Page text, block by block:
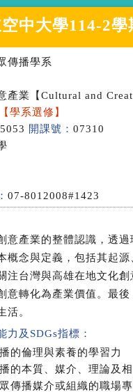
中大學114-2學
傳播學系
產業
【Cultural and
【學系選修】
開課號： 07310
07-8012008#1423
意產業的整體認識，透
概念與定義，包括其起
注台灣與高雄在地文化
意轉化為產業價值。最
活。
力 及SDGs指標 ：
的倫理與素養的學習力
的本質、媒介、理論及
傳播媒介或組織的職場